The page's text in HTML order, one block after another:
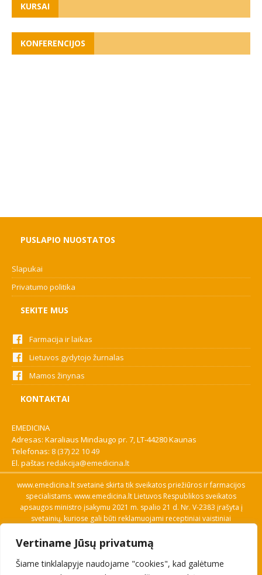
Vertiname Jūsų privatumą
Šiame tinklalapyje naudojame "cookies", kad galėtume
KURSAI
KONFERENCIJOS
PUSLAPIO NUOSTATOS
Slapukai
Privatumo politika
SEKITE MUS
Farmacija ir laikas
Lietuvos gydytojo žurnalas
Mamos žinynas
KONTAKTAI
EMEDICINA
Adresas: Karaliaus Mindaugo pr. 7, LT-44280 Kaunas
Telefonas: 8 (37) 22 10 49
El. paštas redakcija@emedicina.lt
www.emedicina.lt svetainė skirta tik sveikatos priežiūros ir farmacijos
specialistams. www.emedicina.lt Lietuvos Respublikos sveikatos
apsaugos ministro įsakymu 2021 m. spalio 21 d. Nr. V-2383 įrašyta į
svetainių, kuriose gali būti reklamuojami receptiniai vaistiniai
savo profesinę kvalifikaciją. Naudingos nuorodos: Vaistų ir medicinos
pagalbos priemonių kainų paieška, VVKT tinklalapis, Sveikatos
priežiūros ar farmacijos specialisto pranešimo apie įtariamą